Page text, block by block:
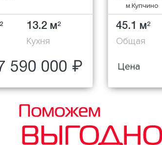
2 13.2 м2
Кухня
590 000 ₽
м.Купчино
45.1 м2
Общая
Цена